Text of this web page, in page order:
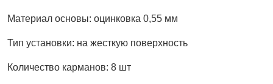
Материал основы: оцинковка 0,55 мм
Тип установки: на жесткую поверхность
Количество карманов: 8 шт